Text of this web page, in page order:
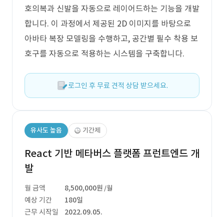
호의복과 신발을 자동으로 레이어드하는 기능을 개발
합니다. 이 과정에서 제공된 2D 이미지를 바탕으로
아바타 복장 모델링을 수행하고, 공간별 필수 착용 보
호구를 자동으로 적용하는 시스템을 구축합니다.
로그인 후 무료 견적 상담 받으세요.
유사도 높음 기간제
React 기반 메타버스 플랫폼 프런트엔드 개
발
월 금액 8,500,000원 /월
예상 기간
180일
근무 시작일
2022.09.05.